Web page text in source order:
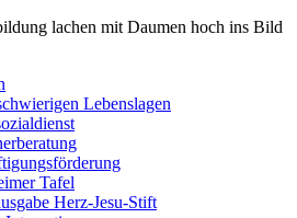
Lebenslagen
Tafel
Herz-Jesu-Stift